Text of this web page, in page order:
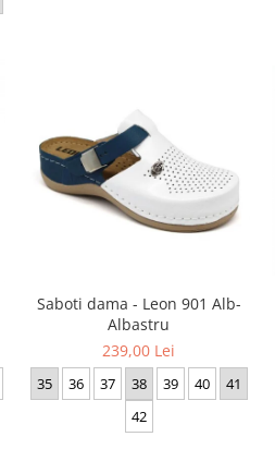
Saboti dama - Leon 901 Alb-
Albastru
239,00 Lei
35 36 37 38 39 40
41
42